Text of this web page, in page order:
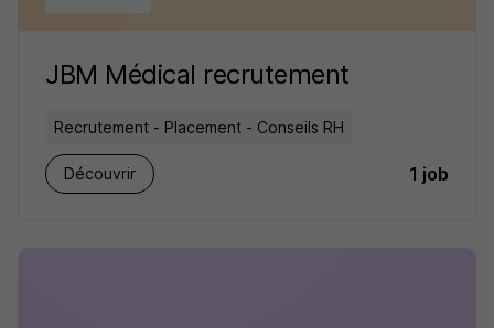
JBM Médical recrutement
Recrutement - Placement - Conseils RH
Découvrir 1 job